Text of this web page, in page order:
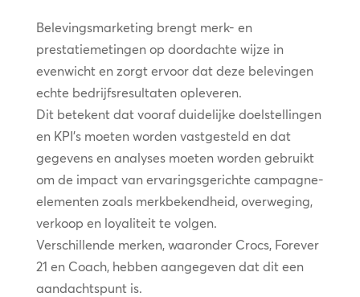
Belevingsmarketing brengt merk- en
prestatiemetingen op doordachte wijze in
evenwicht en zorgt ervoor dat deze belevingen
echte bedrijfsresultaten opleveren.
Dit betekent dat vooraf duidelijke doelstellingen
en KPI’s moeten worden vastgesteld en dat
gegevens en analyses moeten worden gebruikt
om de impact van ervaringsgerichte campagne-
elementen zoals merkbekendheid, overweging,
verkoop en loyaliteit te volgen.
Verschillende merken, waaronder Crocs, Forever
21 en Coach, hebben aangegeven dat dit een
aandachtspunt is.